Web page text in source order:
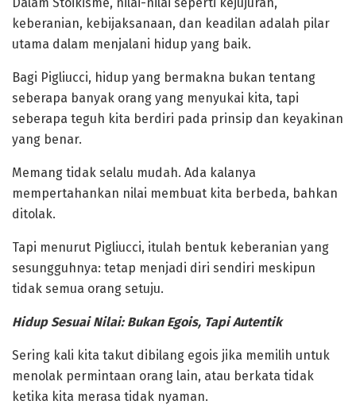
‎Dalam Stoikisme, nilai-nilai seperti kejujuran,
keberanian, kebijaksanaan, dan keadilan adalah pilar
utama dalam menjalani hidup yang baik.
Bagi Pigliucci, hidup yang bermakna bukan tentang
seberapa banyak orang yang menyukai kita, tapi
seberapa teguh kita berdiri pada prinsip dan keyakinan
yang benar.
‎Memang tidak selalu mudah. Ada kalanya
mempertahankan nilai membuat kita berbeda, bahkan
ditolak.
Tapi menurut Pigliucci, itulah bentuk keberanian yang
sesungguhnya: tetap menjadi diri sendiri meskipun
tidak semua orang setuju.
‎Hidup Sesuai Nilai: Bukan Egois, Tapi Autentik
‎Sering kali kita takut dibilang egois jika memilih untuk
menolak permintaan orang lain, atau berkata tidak
ketika kita merasa tidak nyaman.